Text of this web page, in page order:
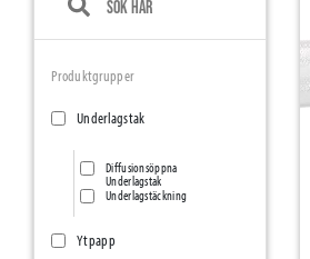
Produktgrupper
Underlagstak
Diffusionsöppna
Underlagstak
Underlagstäckning
Ytpapp